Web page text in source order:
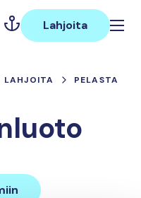
Lahjoita
LAHJOITA
PELASTA